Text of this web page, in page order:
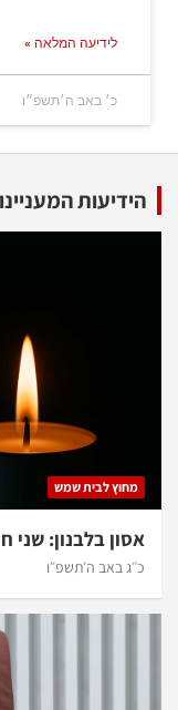
לידיעה המלאה »
כ׳ באב ה׳תשפ״ו
הידיעות
מחוץ לבית שמש
אסון בלבנון: שני
כ״ג באב ה׳תשפ״ו